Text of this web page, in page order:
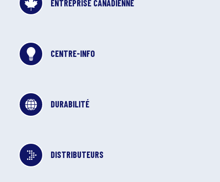
ENTREPRISE CANADIENNE
CENTRE-INFO
DURABILITÉ
DISTRIBUTEURS